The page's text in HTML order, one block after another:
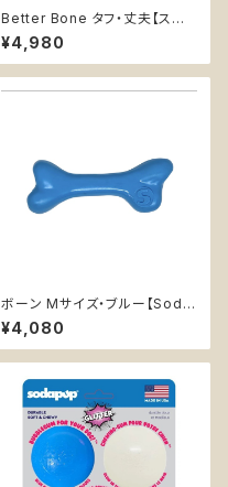
Better Bone タフ・丈夫【スモ
ール】無添加 天然素材 フードグ
レード 安心 安全 チュートイ 優
しい 噛むおもちゃ 中型犬
¥4,980
ボーン Mサイズ・ブルー【Soda
Pup】丈夫 カミカミ 持ってこい
高耐久 水に浮く 大型犬用噛む
おもちゃ ソダパップ PUP-X Ru
¥4,080